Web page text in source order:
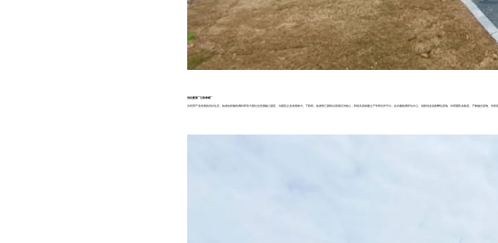
优化配套“引凤来栖”
为培育产业发展的良好生态，临港也积极协调科研等方面社会资源融入园区，为园区企业发展助力。下阶段，临港智汇园将以该项目为核心，和相关高校建立产学研合作平台，在共建检测评估中心、创新创业实践孵化基地、科研团队实验室、产教融合基地、培训